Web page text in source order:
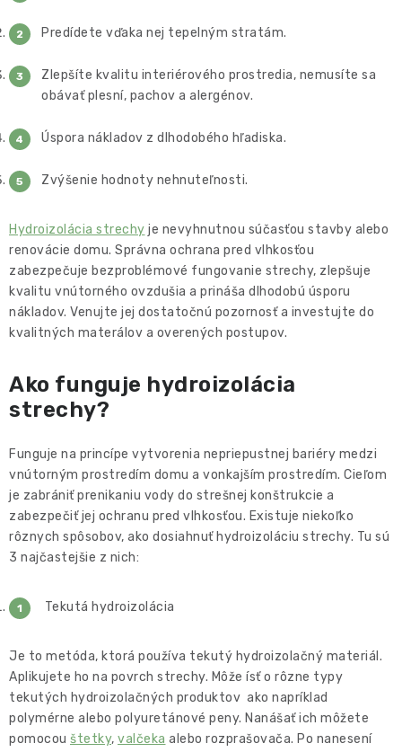
Predídete vďaka nej tepelným stratám.
Zlepšíte kvalitu interiérového prostredia, nemusíte sa
obávať plesní, pachov a alergénov.
Úspora nákladov z dlhodobého hľadiska.
Zvýšenie hodnoty nehnuteľnosti.
Hydroizolácia strechy je nevyhnutnou súčasťou stavby alebo
renovácie domu. Správna ochrana pred vlhkosťou
zabezpečuje bezproblémové fungovanie strechy, zlepšuje
kvalitu vnútorného ovzdušia a prináša dlhodobú úsporu
nákladov. Venujte jej dostatočnú pozornosť a investujte do
kvalitných materálov a overených postupov.
Ako funguje hydroizolácia
strechy?
Funguje na princípe vytvorenia nepriepustnej bariéry medzi
vnútorným prostredím domu a vonkajším prostredím. Cieľom
je zabrániť prenikaniu vody do strešnej konštrukcie a
zabezpečiť jej ochranu pred vlhkosťou. Existuje niekoľko
rôznych spôsobov, ako dosiahnuť hydroizoláciu strechy. Tu sú
3 najčastejšie z nich:
Tekutá hydroizolácia
Je to metóda, ktorá používa tekutý hydroizolačný materiál.
Aplikujete ho na povrch strechy. Môže ísť o rôzne typy
tekutých hydroizolačných produktov ako napríklad
polymérne alebo polyuretánové peny. Nanášať ich môžete
pomocou štetky, valčeka alebo rozprašovača. Po nanesení